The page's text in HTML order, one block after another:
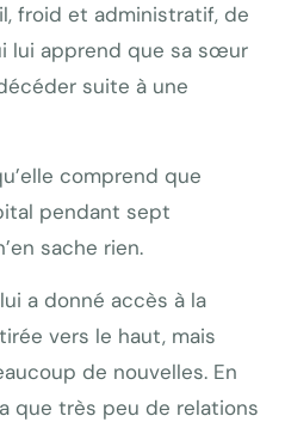
froid et administratif, de
lui apprend que sa sœur
suite à une
comprend que
pendant sept
sache rien.
a donné accès à la
vers le haut, mais
de nouvelles. En
que très peu de relations